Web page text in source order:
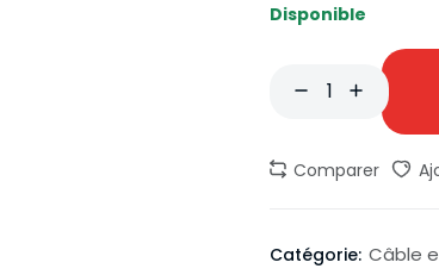
Disponible
Comparer
Catégorie: Câble